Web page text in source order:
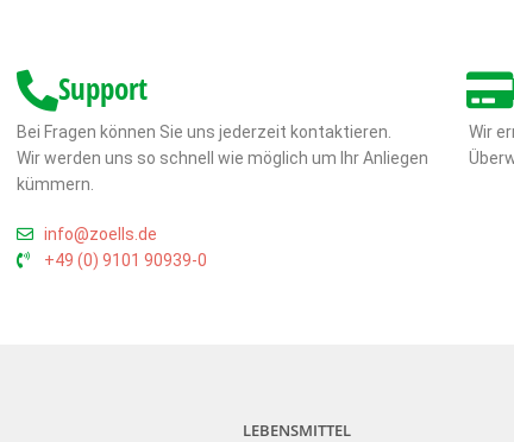
Support
Bei Fragen können Sie uns jederzeit kontaktieren.
Wir werden uns so schnell wie möglich um Ihr Anliegen
kümmern.
info@zoells.de
+49 (0) 9101 90939-0
Wir
LEBENSMITTEL